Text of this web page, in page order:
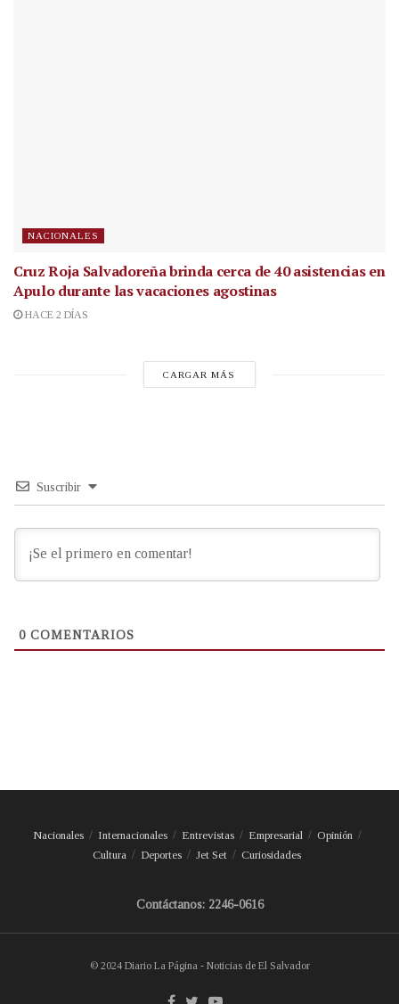
NACIONALES
Cruz Roja Salvadoreña brinda cerca de 40 asistencias en
Apulo durante las vacaciones agostinas
HACE 2 DÍAS
CARGAR MÁS
Suscribir
0 COMENTARIOS
Nacionales Internacionales Entrevistas Empresarial
Opinión
Cultura
Deportes Jet Set Curiosidades
Contáctanos: 2246-0616
© 2024 Diario La Página - Noticias de El Salvador